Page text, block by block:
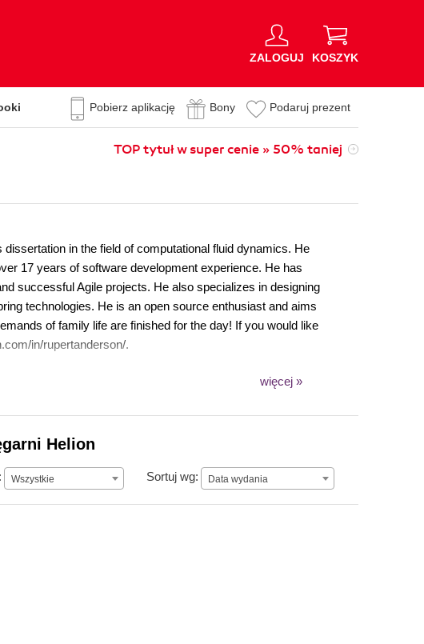
ZALOGUJ KOSZYK
Pobierz aplikację Bony Podaruj prezent
TOP tytuł w super cenie » 50% taniej
in the field of computational fluid dynamics. He
17 years of software development experience. He has
successful Agile projects. He also specializes in designing
technologies. He is an open source enthusiast and aims
of family life are finished for the day! If you would like
in/rupertanderson/.
więcej »
Helion
Wszystkie Sortuj wg: Data wydania
Data wydania